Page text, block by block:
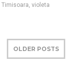
Timisoara, violeta
OLDER POSTS